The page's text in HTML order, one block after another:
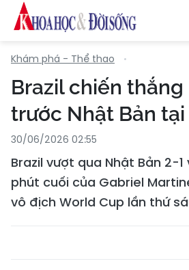
Khám phá - Thể thao
Brazil chiến
trước Nhật Bản
30/06/2026 02:55
Brazil vượt qua Nhật Bản 2-
phút cuối của Gabriel
vô địch World Cup lần thứ